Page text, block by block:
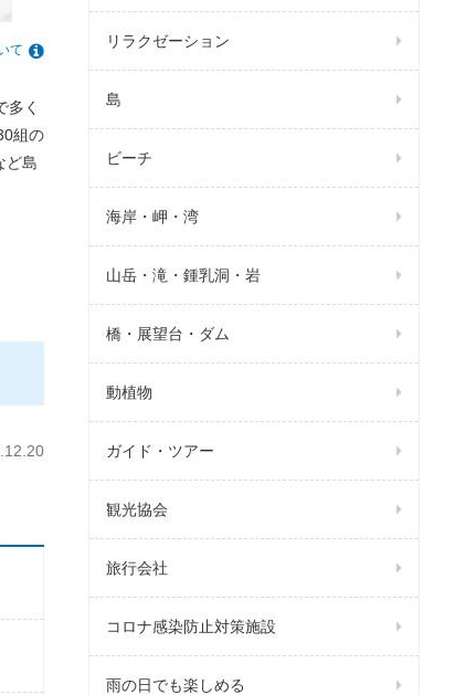
て
多く
組の
ど島
リラクゼーション
島
ビーチ
海岸・岬・湾
山岳・滝・鍾乳洞・岩
橋・展望台・ダム
動植物
ガイド・ツアー
観光協会
旅行会社
コロナ感染防止対策施設
雨の日でも楽しめる